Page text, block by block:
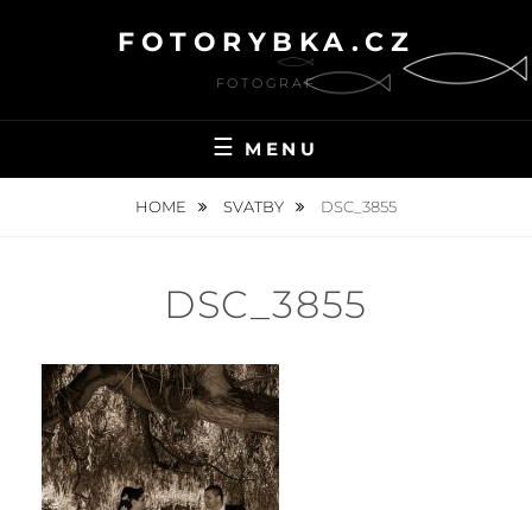
FOTORYBKA.CZ
FOTOGRAF
MENU
HOME SVATBY DSC_3855
DSC_3855